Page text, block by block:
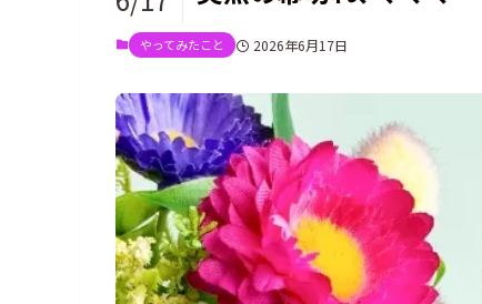
やってみたこと 2026年6月17日